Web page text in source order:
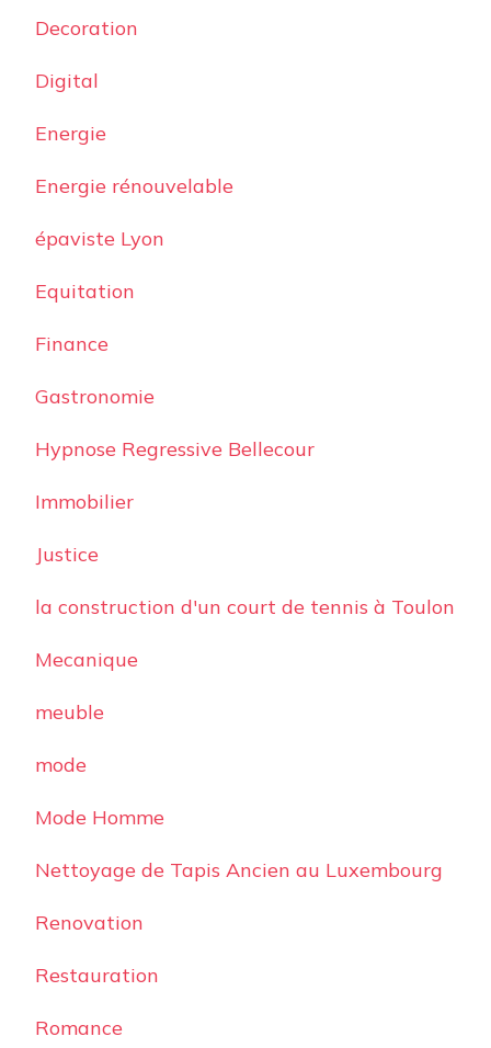
Decoration
Digital
Energie
Energie rénouvelable
épaviste Lyon
Equitation
Finance
Gastronomie
Hypnose Regressive Bellecour
Immobilier
Justice
la construction d'un court de tennis à Toulon
Mecanique
meuble
mode
Mode Homme
Nettoyage de Tapis Ancien au Luxembourg
Renovation
Restauration
Romance